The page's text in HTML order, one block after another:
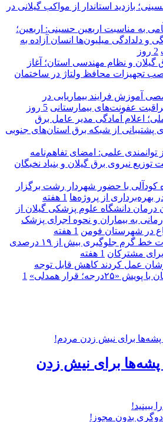
بازدید استاندار از مواکب گیلانی در
به مناسبت اربعین حسینی: اربعین؛
و دلدادگی میلیون‌ها انسان آزاده به
2 روز
گیلان و نظام مهندسی استان؛ آغاز
تجهیزات محافظ ولتاژ در ساختمان
آموزش فرایند بیماریابی در
عفونت‌های بیمارستانی 5 روز
اعلام آمادگی مدیر عامل برق
پشتیبانی از شبكه برق استان‌های جنوبی
توانمندی علمی: امضای تفاهم‌نامه
نیروی برق گیلان و بنیاد نخبگان
با حضور شهردار رشت برگزار
بهره‌برداری از پروژه‌ها 1 هفته
درمان دانشگاه علوم پزشکی گیلان از
به بیماران و نحوه اجرای پزشک
در شهرستان فومن 1 هفته
با استفاده از تعمیرات خط گرم جلوگیری بیش از ۱۹ درصدی
مشتركان 1 هفته
عمل کردند كاهش قابل توجه
قرار همدلی»
1
پشه‌ها برای نیش زدن